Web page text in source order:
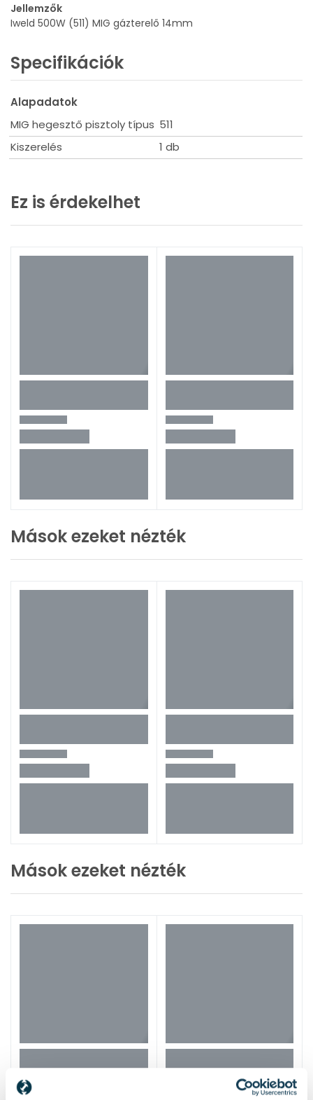
Jellemzők
Iweld 500W (511) MIG gázterelő 14mm
Specifikációk
Alapadatok
MIG hegesztő pisztoly típus 511
Kiszerelés
1 db
Ez is érdekelhet
Mások ezeket nézték
Mások ezeket nézték